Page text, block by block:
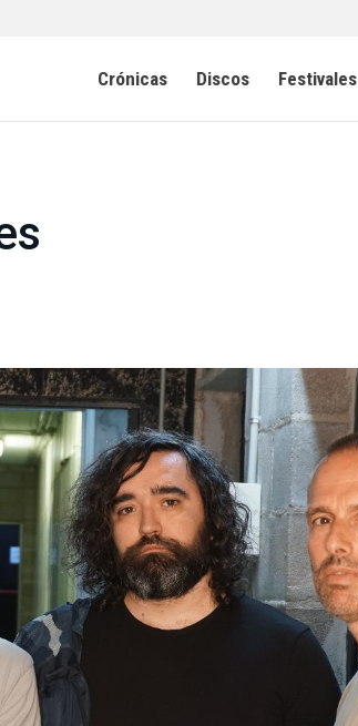
Crónicas Discos Festivales